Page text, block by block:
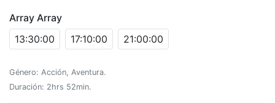
Array Array
13:30:00
17:10:00 21:00:00
Género: Acción, Aventura.
Duración: 2hrs 52min.